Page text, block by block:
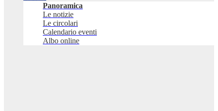
Panoramica
Le notizie
Le circolari
Calendario eventi
Albo online